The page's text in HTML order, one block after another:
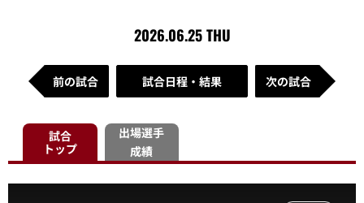
2026.06.25 THU
前の試合 試合日程・結果 次の試合
試合
トップ
出場選手
成績